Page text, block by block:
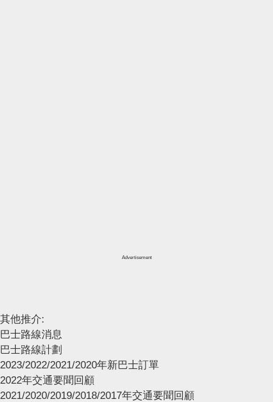
Advertisement
其他推介:
巴士路線消息
巴士路線計劃
2023/2022/2021/2020年新巴士訂單
2022年交通要聞回顧
2021/2020/2019/2018/2017年交通要聞回顧